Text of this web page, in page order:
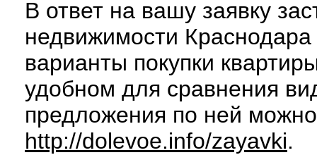
В ответ на вашу заявку
недвижимости
варианты покупки
удобном для сравнения
предложения по ней
http://dolevoe.info/zayavki.